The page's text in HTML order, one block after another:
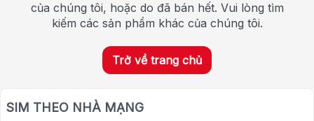
của chúng tôi, hoặc do đã bán hết. Vui lòng tìm
kiếm các sản phẩm khác của chúng tôi.
Trở về trang chủ
SIM THEO NHÀ MẠNG